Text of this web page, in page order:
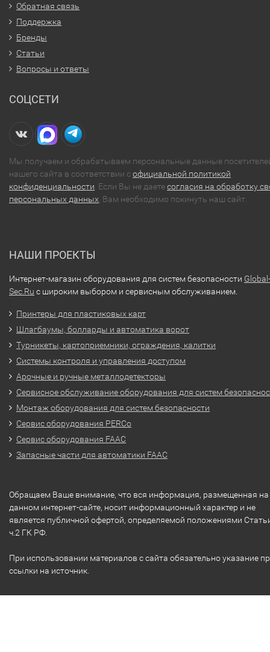
Обратная связь
Поддержка
Бренды
Статьи
Вопросы и ответы
СОЦСЕТИ
Мы получаем и обрабатываем персональные данные
нашего сайта в соответствии софициальной политикой
конфиденциальности . Если Вы не даетесогласия на обработку
персональных данных , Вам необходимо покинуть наш сайт.
НАШИ ПРОЕКТЫ
Интернет-магазин оборудования для систем безопасности Global-
Sec.Ru с широким выбором и сервисным обслуживанием.
Принтеры для пластиковых карт
Шлагбаумы, болларды и автоматика ворот
Турникеты, картоприемники, ограждения, калитки
Системы контроля и управления доступом
Арочные и ручные металлодетекторы
Сервисное обслуживание оборудования для систем
Монтаж оборудования для систем безопасности
Сервис оборудования PERCo
Сервис оборудования FAAC
Запасные части для автоматики FAAC
Обращаем Ваше внимание, что вся информация, размещенная на
данном интернет-сайте, носит информационный характер и не
является публичной офертой, определяемой положениями
ч.2 ГК РФ.
При использовании материалов с сайта обязательно указание
ссылки на источник.